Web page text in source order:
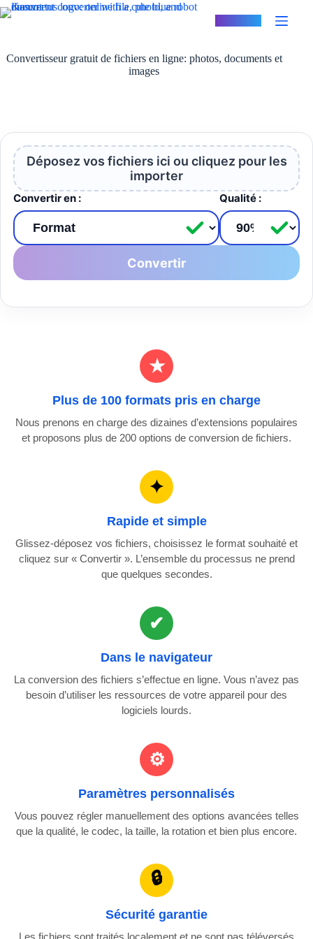
Passer
au
Convertisseur gratuit de fichiers en ligne: photos, documents et
images
Déposez vos fichiers ici ou cliquez pour les
importer
Convertir en : Qualité :
Convertir
Plus de 100 formats pris en charge
Nous prenons en charge des dizaines d’extensions populaires
et proposons plus de 200 options de conversion de fichiers.
Rapide et simple
Glissez-déposez vos fichiers, choisissez le format souhaité et
cliquez sur « Convertir ». L’ensemble du processus ne prend
que quelques secondes.
Dans le navigateur
La conversion des fichiers s’effectue en ligne. Vous n’avez pas
besoin d’utiliser les ressources de votre appareil pour des
logiciels lourds.
Paramètres personnalisés
Vous pouvez régler manuellement des options avancées telles
que la qualité, le codec, la taille, la rotation et bien plus encore.
Sécurité garantie
Les fichiers sont traités localement et ne sont pas téléversés